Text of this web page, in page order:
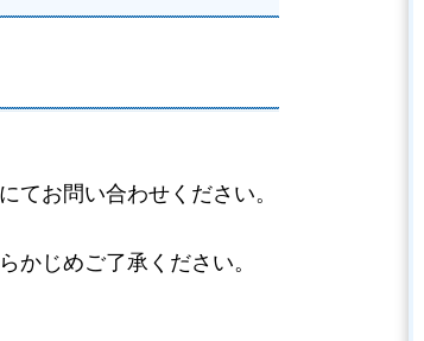
てお問い合わせください。
じめご了承ください。